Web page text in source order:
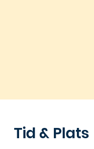
Tid & Plats